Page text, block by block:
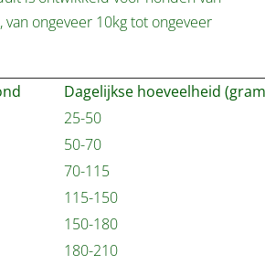
ongeveer 10kg tot ongeveer
Dagelijkse hoeveelheid
25-50
50-70
70-115
115-150
150-180
180-210